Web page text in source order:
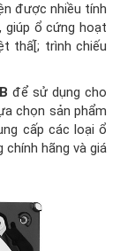
được nhiều tính
giúp ổ cứng hoạt
thấ[; trình chiếu
để sử dụng cho
chọn sản phẩm
cấp các loại ổ
hãng và giá